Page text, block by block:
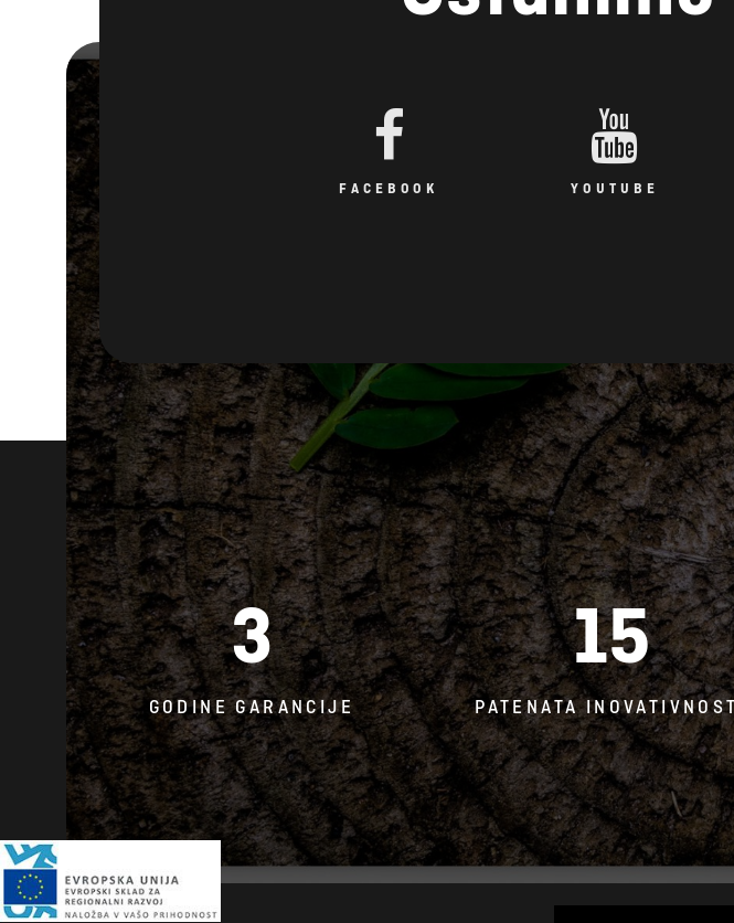
FACEBOOK YOUTUBE
3
GODINE GARANCIJE
15
PATENATA